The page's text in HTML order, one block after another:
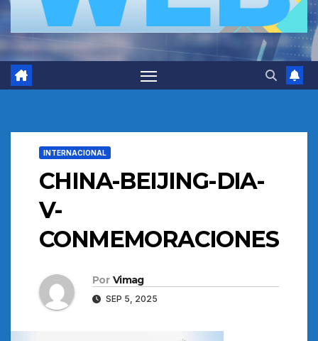
INTERNACIONAL
CHINA-BEIJING-DIA-
V-
CONMEMORACIONES
Por Vimag
SEP 5, 2025